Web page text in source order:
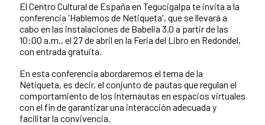
El Centro Cultural de España en Tegucigalpa te invita a la
conferencia 'Hablemos de Netiqueta', que se llevará a
cabo en las instalaciones de Babelia 3.0 a partir de las
10:00 a.m., el 27 de abril en la Feria del Libro en Redondel,
con entrada gratuita.
En esta conferencia abordaremos el tema de la
Netiqueta, es decir, el conjunto de pautas que regulan el
comportamiento de los internautas en espacios virtuales
con el fin de garantizar una interacción adecuada y
facilitar la convivencia.